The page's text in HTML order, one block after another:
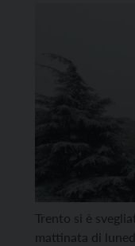
Trento si è
mattinata di